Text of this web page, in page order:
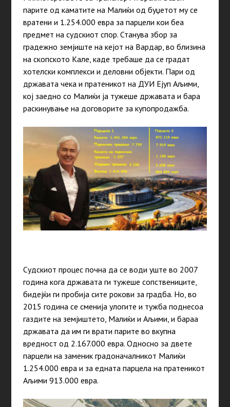
парите од каматите на Малиќи од буџетот му се
вратени и 1.254.000 евра за парцели кои беа
предмет на судскиот спор. Станува збор за
градежно земјиште на кејот на Вардар, во близина
на скопското Кале, каде требаше да се градат
хотелски комплекси и деловни објекти. Пари од
државата чека и пратеникот на ДУИ Ејуп Аљими,
кој заедно со Малиќи ја тужеше државата и бара
раскинување на договорите за купопродажба.
Судскиот процес почна да се води уште во 2007
година кога државата ги тужеше сопствениците,
бидејќи ги пробија сите рокови за градба. Но, во
2015 година се сменија улогите и тужба поднесоа
газдите на земјиштето, Малиќи и Аљими, и бараа
државата да им ги врати парите во вкупна
вредност од 2.167.000 евра. Односно за двете
парцели на заменик градоначалникот Малиќи
1.254.000 евра и за едната парцела на пратеникот
Аљими 913.000 евра.